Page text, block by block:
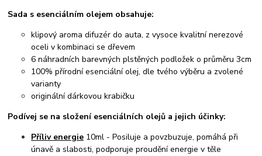
Sada s esenciálním olejem obsahuje:
klipový aroma difuzér do auta, z vysoce kvalitní nerezové
oceli v kombinaci se dřevem
6 náhradních barevných plstěných podložek o průměru 3cm
100% přírodní esenciální olej, dle tvého výběru a zvolené
varianty
originální dárkovou krabičku
Podívej se na složení esenciálních olejů a jejich účinky:
Příliv energie 10ml - Posiluje a povzbuzuje, pomáhá při
únavě a slabosti, podporuje proudění energie v těle